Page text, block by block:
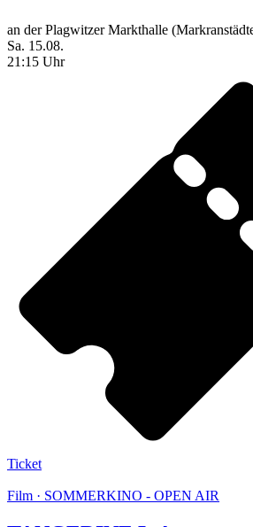
an der Plagwitzer Markthalle
Sa. 15.08.
21:15 Uhr
Ticket
Film · SOMMERKINO - OPEN AIR